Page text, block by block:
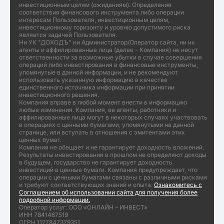
инвестиционным целям (ожиданиям). Определение
соответствия финансового инструмента либо операции
интересам Пользователя, инвестиционным целям,
инвестиционному горизонту и уровню допустимого риска
является задачей Пользователя.
Ни УК "ДОХОДЪ" ни Администратор/Оператор сайта, ни их
агенты и аффилированные лица (далее - Компания) не несут
ответственности за возможные убытки в случае совершения
операций либо инвестирования в финансовые инструменты,
упомянутые в данной информации, и не рекомендуют
использовать указанную информацию в качестве
единственного источника информации при принятии
инвестиционного решения.
Компания вправе в любой момент внести в информацию
любые изменения. Компания, ее агенты, работники и
аффилированные лица могут в некоторых случаях участвовать
в операциях с ценными бумагами, упомянутыми на данной
странице, или вступать в отношения с эмитентами этих
ценных бумаг.
Компания не обещает и не гарантирует доходность вложений.
Результаты инвестирования в прошлом не определяют доходы
в будущем, государство не гарантирует доходность
инвестиций в ценные бумаги. Компания предупреждает, что
операции с ценными бумагами связаны с различными рисками
и требуют соответствующих знаний и опыта. Ознакомитесь с
Соглашением об использовании сайта для получения более
подробной информации.
Оператор услуг: ООО «ОНЛАЙН – ИНВЕСТ»
ИНН 7841467519
ОГРН 1127847379351